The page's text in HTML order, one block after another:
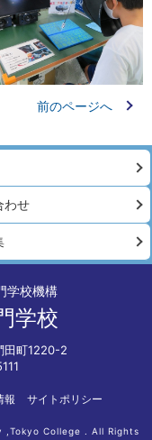
前のページへ
わせ
学校機構
学校
町1220-2
報 サイトポリシー
College . All Rights